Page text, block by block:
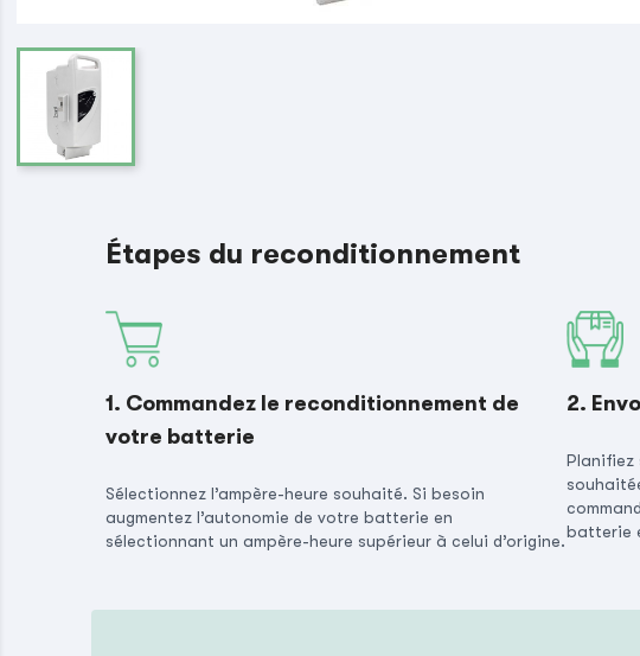
Étapes du reconditionnement
1. Commandez le reconditionnement de
votre batterie
Sélectionnez l’ampère-heure souhaité. Si besoin
augmentez l’autonomie de votre batterie en
sélectionnant un ampère-heure supérieur à celui d’origine.
2.
Planifiez
batterie